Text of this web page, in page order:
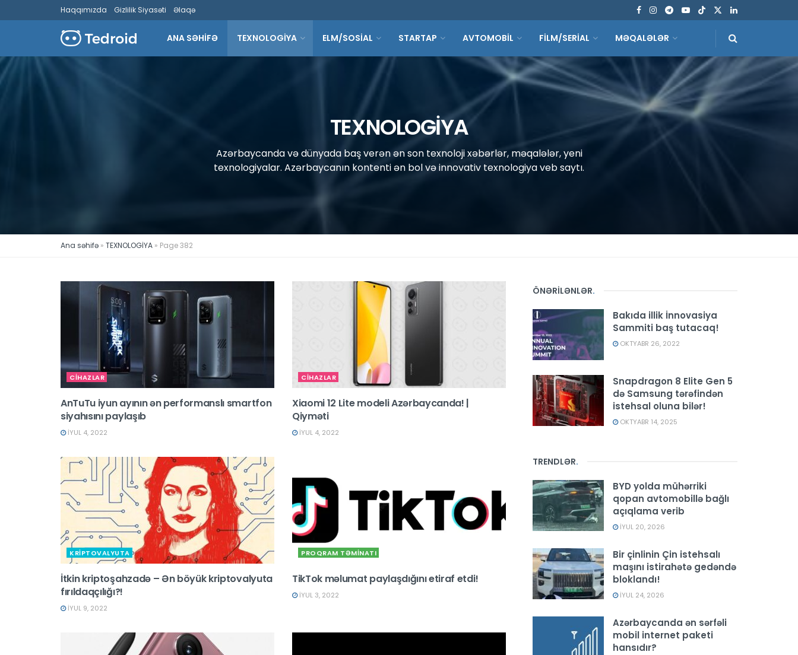
Haqqımızda Gizlilik Siyasəti Əlaqə
ANA SƏHİFƏ TEXNOLOGİYA ELM/SOSİAL STARTAP AVTOMOBİL FİLM/SERİAL MƏQALƏLƏR
TEXNOLOGİYA
Azərbaycanda və dünyada baş verən ən son texnoloji xəbərlər, məqalələr, yeni
texnologiyalar. Azərbaycanın kontenti ən bol və innovativ texnologiya veb saytı.
Ana səhifə » TEXNOLOGİYA » Page 382
CİHAZLAR
AnTuTu iyun ayının ən performanslı smartfon
siyahısını paylaşıb
İYUL 4, 2022
CİHAZLAR
Xiaomi 12 Lite modeli Azərbaycanda! |
Qiyməti
İYUL 4, 2022
KRİPTOVALYUTA
İtkin kriptoşahzadə – Ən böyük kriptovalyuta
fırıldaqçılığı?!
İYUL 9, 2022
PROQRAM TƏMİNATI
TikTok məlumat paylaşdığını etiraf etdi!
İYUL 3, 2022
ÖNƏRİLƏNLƏR.
Bakıda illik İnnovasiya
Sammiti baş tutacaq!
OKTYABR 26, 2022
Snapdragon 8 Elite Gen 5
də Samsung tərəfindən
istehsal oluna bilər!
OKTYABR 14, 2025
TRENDLƏR.
BYD yolda mühərriki
qopan avtomobillə bağlı
açıqlama verib
İYUL 20, 2026
Bir çinlinin Çin istehsalı
maşını istirahətə gedəndə
bloklandı!
İYUL 24, 2026
Azərbaycanda ən sərfəli
mobil internet paketi
hansıdır?